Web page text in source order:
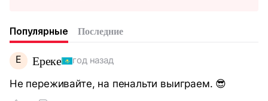
Популярные Последние
Е Ереке год назад
Не переживайте, на пенальти выиграем. 😎